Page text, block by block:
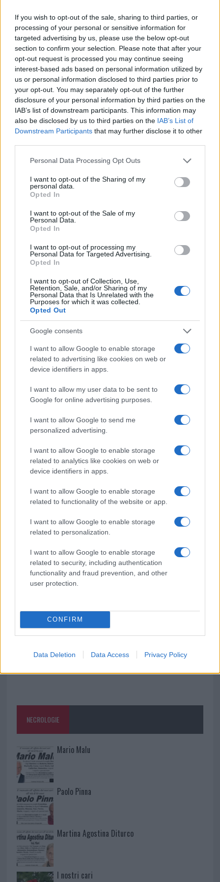
If you wish to opt-out of the sale, sharing to third parties, or
processing of your personal or sensitive information for
targeted advertising by us, please use the below opt-out
section to confirm your selection. Please note that after your
opt-out request is processed you may continue seeing
interest-based ads based on personal information utilized by
us or personal information disclosed to third parties prior to
your opt-out. You may separately opt-out of the further
disclosure of your personal information by third parties on the
IAB’s list of downstream participants. This information may
also be disclosed by us to third parties on the IAB’s List of
Downstream Participants that may further disclose it to other
Please note that this website/app uses one or more Google
not limited to your visit or usage behaviour. You may click to
grant or deny consent to Google and its third-party tags to
use your data for below specified purposes in below Google
consent section.
Personal Data Processing Opt Outs
I want to opt-out of the Sharing of my
personal data.
Opted In
I want to opt-out of the Sale of my
Personal Data.
Opted In
I want to opt-out of processing my
Personal Data for Targeted Advertising.
Opted In
I want to opt-out of Collection, Use,
Retention, Sale, and/or Sharing of my
Personal Data that Is Unrelated with the
Purposes for which it was collected.
Opted Out
Google consents
I want to allow Google to enable storage
related to advertising like cookies on web or
device identifiers in apps.
I want to allow my user data to be sent to
Google for online advertising purposes.
I want to allow Google to send me
personalized advertising.
I want to allow Google to enable storage
related to analytics like cookies on web or
device identifiers in apps.
I want to allow Google to enable storage
related to functionality of the website or app.
I want to allow Google to enable storage
related to personalization.
I want to allow Google to enable storage
related to security, including authentication
functionality and fraud prevention, and other
user protection.
CONFIRM
Data Deletion Data Access Privacy Policy
Inviaci le tue segnalazioni,
i tuoi video e le tue foto
Su WhatsApp al numero +39
345 356 7512
Ricevi le nostre ultime news
Condividi l'articolo
F
a
ce
b
o
o
k
T
w
it
te
r
Pi
te
re
st
W
at
s
A
p
p
S
a
re
Articolo precedente
Prossimo articolo
NOTIZIE RECENTI
Maxi piano tra Smeralda Holding e il Comune di
Arzachena
Salvini al concerto per De Andrè, la nipote: “Mio
nonno gli avrebbe chiesto che cazzo ci faceva”
Stop ai cantieri privati a Olbia, nuove regole
anche a San Pantaleo
Rapina a Porto Rotondo, due uomini fermati dai
carabinieri
Auto prende fuoco sulla strada statale 125 a
Incidente sulla 125 a Olbia, due auto coinvolte:
danni ingenti
Auto finisce contro un muretto, un ferito ad
NECROLOGIE
Mario Malu
Paolo Pinna
Martina Agostina Diturco
I nostri cari